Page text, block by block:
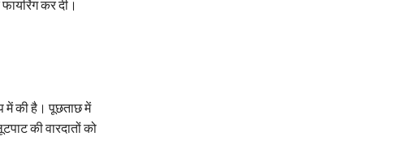
कर दी।
में की है। पूछताछ में
की वारदातों को